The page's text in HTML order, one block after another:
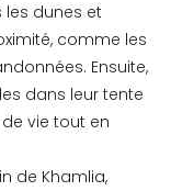
les dunes et
comme les
Ensuite,
dans leur tente
vie tout en
de Khamlia,